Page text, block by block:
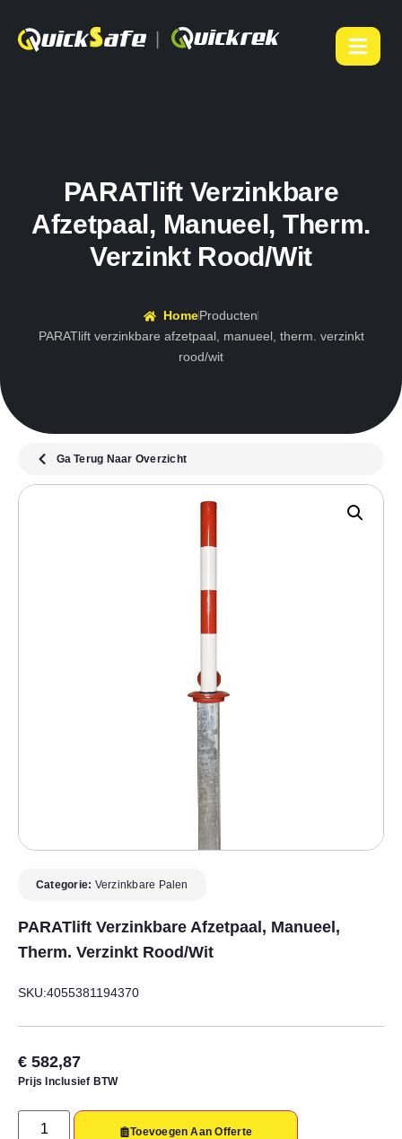
PARATlift Verzinkbare
Afzetpaal, Manueel, Therm.
Verzinkt Rood/wit
HomeProducten
PARATlift verzinkbare afzetpaal, manueel, therm. verzinkt
rood/wit
Ga Terug Naar Overzicht
Categorie: Verzinkbare Palen
PARATlift Verzinkbare Afzetpaal, Manueel,
Therm. Verzinkt Rood/wit
SKU:4055381194370
€ 582,87
Prijs Inclusief BTW
Toevoegen Aan Offerte